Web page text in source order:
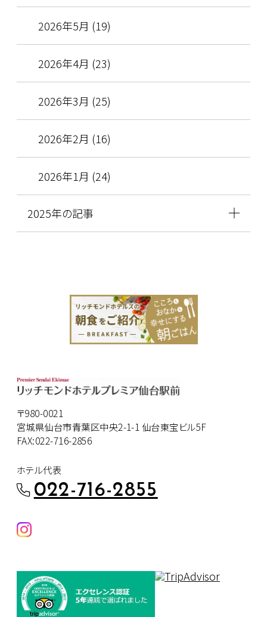
2026年5月 (19)
2026年4月 (23)
2026年3月 (25)
2026年2月 (16)
2026年1月 (24)
2025年の記事
〒980-0021
宮城県仙台市青葉区中央2-1-1 仙台東宝ビル5F
FAX:022-716-2856
ホテル代表
022-716-2855